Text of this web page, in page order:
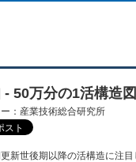
- 50万分の1活構造
ー：産業技術総合研究所
新世後期以降の活構造に注